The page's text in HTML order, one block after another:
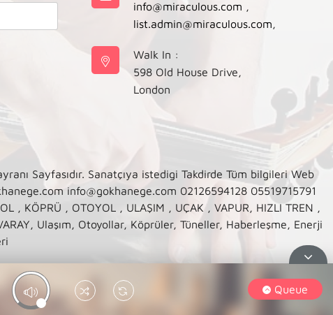
info@miraculous.com ,
list.admin@miraculous.com,
Walk In :
598 Old House Drive,
London
Sayfasıdır. Sanatçıya istedigi Takdirde Tüm bilgileri Web
info@gokhanege.com 02126594128 05519715791
, KÖPRÜ , OTOYOL , ULAŞIM , UÇAK , VAPUR, HIZLI TREN ,
Ulaşım, Otoyollar, Köprüler, Tüneller, Haberleşme, Enerji
Queue